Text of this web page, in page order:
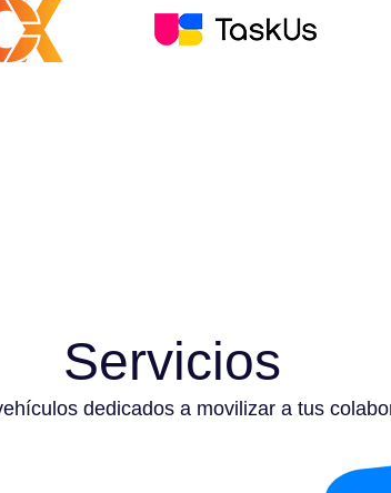
Servicios
dedicados a movilizar a tus